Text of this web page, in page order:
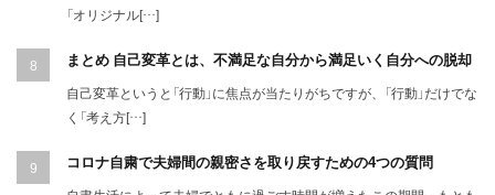
「オリジナル[…]
まとめ 自己変革とは、不満足な自分から満足いく自分への脱却
自己変革というと「行動」に焦点が当たりがちですが、「行動」だけでな
く「考え方[…]
コロナ自粛で夫婦間の親密さを取り戻すための4つの質問